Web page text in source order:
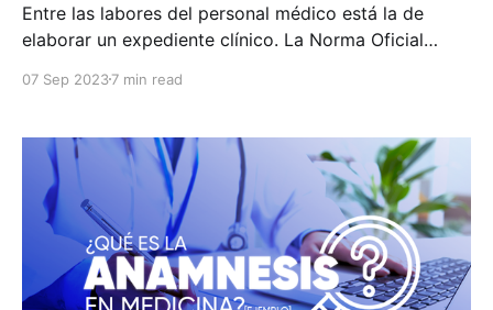
Entre las labores del personal médico está la de
elaborar un expediente clínico. La Norma Oficial
médico es clara en cuanto a cuáles son las partes de
adicionales por tomar en cuenta cuando se trata
07 Sep 20237 min read